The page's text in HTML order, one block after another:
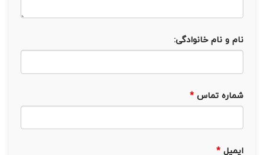
نام و نام خانوادگی:
شماره تماس *
ایمیل *